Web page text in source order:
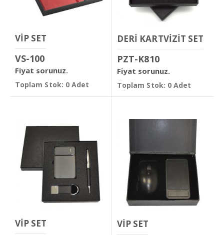
VİP SET
VS-100
Fiyat sorunuz.
Toplam Stok: 0 Adet
DERİ KARTVİZİT SET
PZT-K810
Fiyat sorunuz.
Toplam Stok: 0 Adet
VİP SET VİP SET